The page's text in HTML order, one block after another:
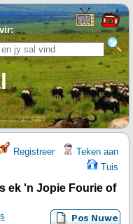
Registreer
Teken aan
Tuis
Is ek 'n Jopie Fourie of